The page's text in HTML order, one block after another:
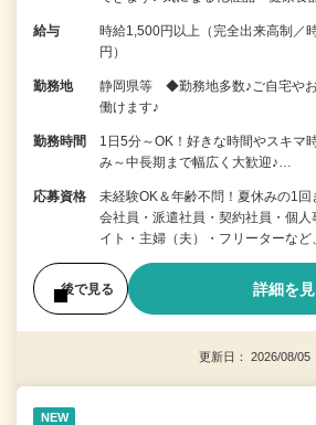
給与
時給1,500円以上（完全出来高制／
円）
勤務地
静岡県等 ◆勤務地多数♪ご自宅や
働けます♪
勤務時間
1日5分～OK！好きな時間やスキマ
み～中長期まで幅広く大歓迎♪…
応募資格
未経験OK＆年齢不問！夏休みの1
会社員・派遣社員・契約社員・個
イト・主婦（夫）・フリーターな
後で見る 詳細を
更新日： 2026/08/
NEW